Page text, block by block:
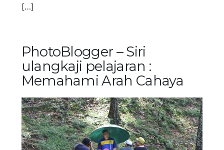
[…]
PhotoBlogger – Siri
ulangkaji pelajaran :
Memahami Arah Cahaya